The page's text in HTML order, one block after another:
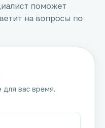
поможет
на вопросы по
вас время.